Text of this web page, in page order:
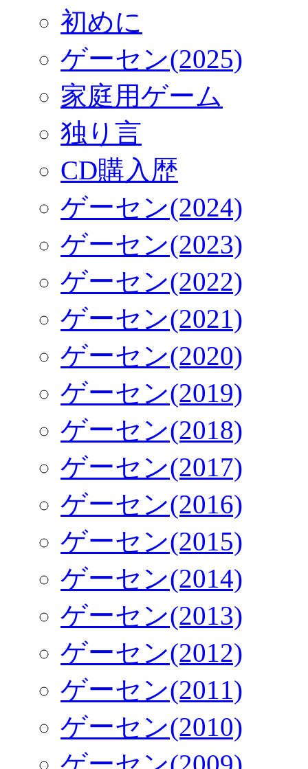
初めに
ゲーセン(2025)
家庭用ゲーム
独り言
CD購入歴
ゲーセン(2024)
ゲーセン(2023)
ゲーセン(2022)
ゲーセン(2021)
ゲーセン(2020)
ゲーセン(2019)
ゲーセン(2018)
ゲーセン(2017)
ゲーセン(2016)
ゲーセン(2015)
ゲーセン(2014)
ゲーセン(2013)
ゲーセン(2012)
ゲーセン(2011)
ゲーセン(2010)